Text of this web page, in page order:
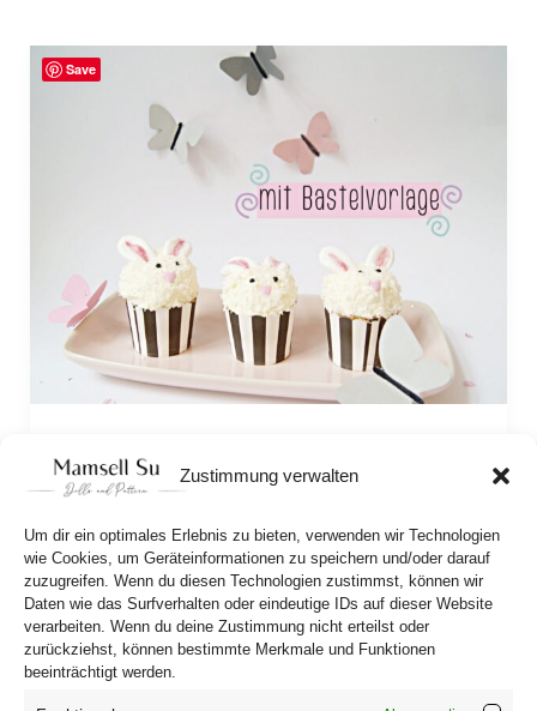
Zustimmung verwalten
Um dir ein optimales Erlebnis zu bieten, verwenden wir Technologien
wie Cookies, um Geräteinformationen zu speichern und/oder darauf
zuzugreifen. Wenn du diesen Technologien zustimmst, können wir
Daten wie das Surfverhalten oder eindeutige IDs auf dieser Website
verarbeiten. Wenn du deine Zustimmung nicht erteilst oder
zurückziehst, können bestimmte Merkmale und Funktionen
beeinträchtigt werden.
These two decoration ideas are quick and easy
it’s great fun to scatter the decorative butterflies
around (with PDF crafting template!)
Save